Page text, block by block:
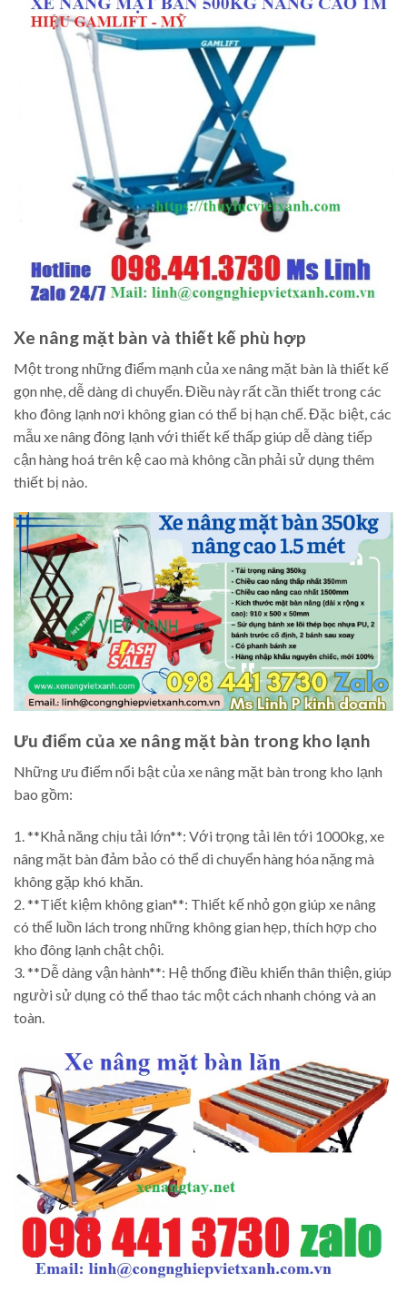
Xe nâng mặt bàn và thiết kế phù hợp
Một trong những điểm mạnh của xe nâng mặt bàn là thiết kế
gọn nhẹ, dễ dàng di chuyển. Điều này rất cần thiết trong các
kho đông lạnh nơi không gian có thể bị hạn chế. Đặc biệt, các
mẫu xe nâng đông lạnh với thiết kế thấp giúp dễ dàng tiếp
cận hàng hoá trên kệ cao mà không cần phải sử dụng thêm
thiết bị nào.
Ưu điểm của xe nâng mặt bàn trong kho lạnh
Những ưu điểm nổi bật của xe nâng mặt bàn trong kho lạnh
bao gồm:
1. **Khả năng chịu tải lớn**: Với trọng tải lên tới 1000kg, xe
nâng mặt bàn đảm bảo có thể di chuyển hàng hóa nặng mà
không gặp khó khăn.
2. **Tiết kiệm không gian**: Thiết kế nhỏ gọn giúp xe nâng
có thể luồn lách trong những không gian hẹp, thích hợp cho
kho đông lạnh chật chội.
3. **Dễ dàng vận hành**: Hệ thống điều khiển thân thiện, giúp
người sử dụng có thể thao tác một cách nhanh chóng và an
toàn.